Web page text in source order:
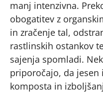
manj intenzivna.
obogatitev z
in zračenje tal,
rastlinskih ostankov
sajenja spomladi.
priporočajo, da
komposta in